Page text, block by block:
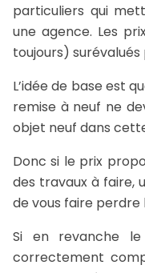
particuliers qui
une agence. Les
toujours)
L’idée de base est
remise à neuf ne
objet neuf dans
Donc si le prix
des travaux à faire,
de vous faire perdre
Si en revanche
correctement